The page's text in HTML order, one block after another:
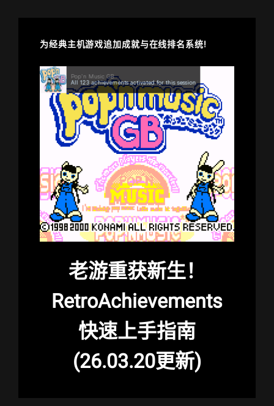
为经典主机游戏追加成就与在线排名系统!
老游重获新生！
RetroAchievements
快速上手指南
(26.03.20更新)